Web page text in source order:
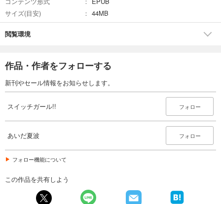
サイズ(目安)
44MB
閲覧環境
作品・作者をフォローする
新刊やセール情報をお知らせします。
スイッチガール!! フォロー
あいだ夏波 フォロー
フォロー機能について
この作品を共有しよう